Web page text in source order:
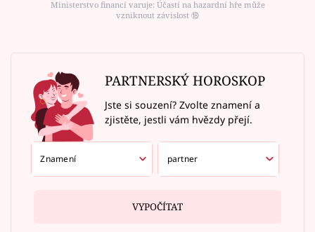
Ministerstvo financí varuje: Účastí na hazardní hře může
vzniknout závislost ⑱
PARTNERSKÝ HOROSKOP
Jste si souzení? Zvolte znamení a
zjistěte, jestli vám hvězdy přejí.
VYPOČÍTAT